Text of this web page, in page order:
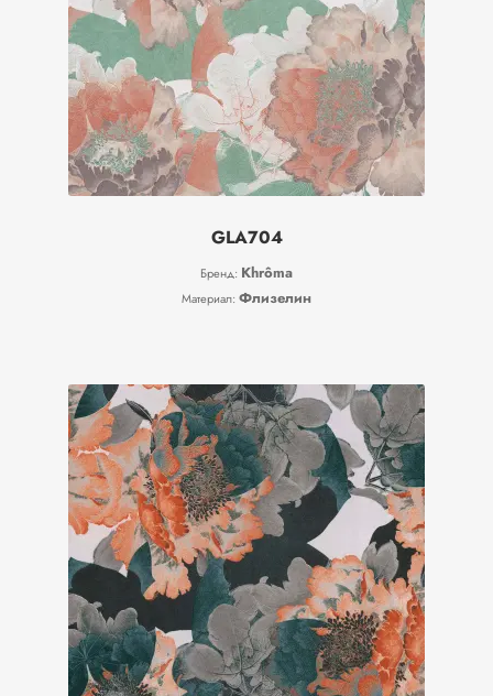
GLA704
Бренд: Khrôma
Материал: Флизелин